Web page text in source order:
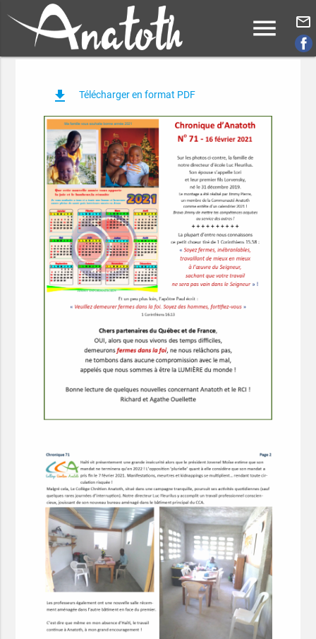
menu mail_outline
file_download Télécharger en format PDF